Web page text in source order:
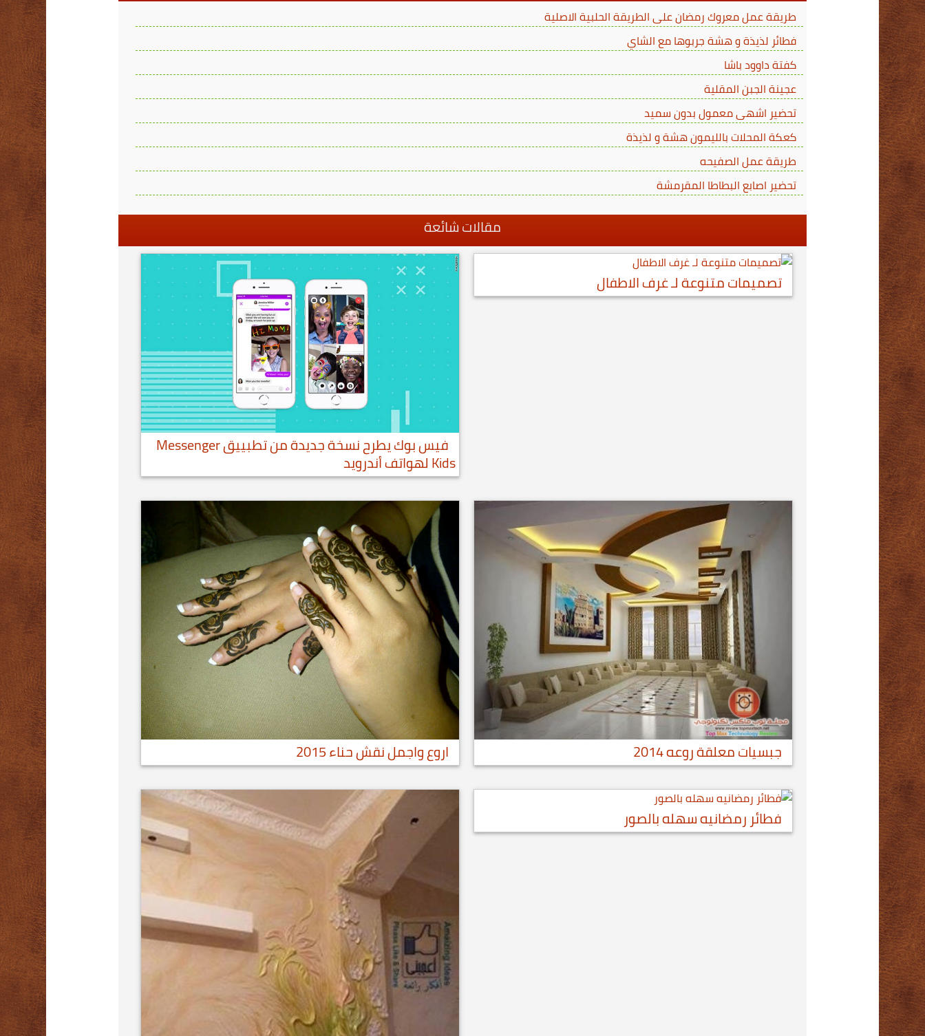
طريقة عمل معروك رمضان على الطريقة الحلبية الاصلية
فطائر لذيذة و هشة جربوها مع الشاي
كفتة داوود باشا
عجينة الجبن المقلية
تحضير اشهى معمول بدون سميد
كعكة المحلات بالليمون هشة و لذيذة
طريقة عمل الصفيحه
تحضير اصابع البطاطا المقرمشة
مقالات شائعة
تصميمات متنوعة لـ غرف الاطفال
فيس بوك يطرح نسخة جديدة من تطبييق Messenger
Kids لهواتف أندرويد
جبسيات معلقة روعه 2014 اروع واجمل نقش حناء 2015
فطائر رمضانيه سهله بالصور